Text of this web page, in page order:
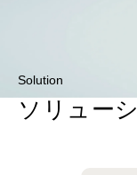
Solution
ソリュー